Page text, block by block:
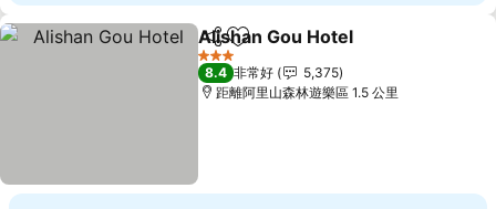
分享 加入我的最愛
Alishan Gou Hotel
3 星級
8.4 非常好
5,375
距離阿里山森林遊樂區 1.5 公里